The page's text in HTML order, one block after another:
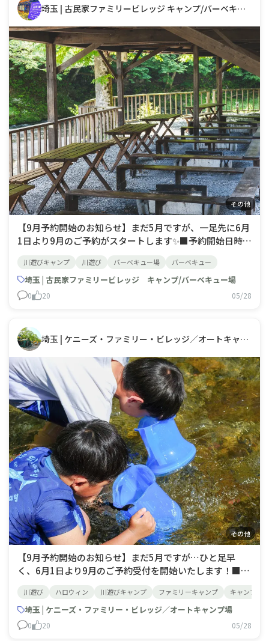
埼玉 | 古民家ファミリービレッジ キャンプ/バーベキュー場
その他
【9月予約開始のお知らせ】まだ5月ですが、一足先に6月
1日より9月のご予約がスタートします✨■予約開始日時・
8:45～ 今年の9月は最大5連休になる方も！ 📅9/21 敬老
の日📅9/22 国民の休日📅9/23 秋分
川遊びキャンプ 川遊び バーベキュー場 バーベキュー
埼玉 | 古民家ファミリービレッジ キャンプ/バーベキュー場
0 20 05/28
埼玉 | ケニーズ・ファミリー・ビレッジ／オートキャンプ場
その他
【9月予約開始のお知らせ】まだ5月ですが…ひと足早
く、6月1日より9月のご予約受付を開始いたします！■予
約：6/1(月) 8:45～今年の9月は19日～23日と最大5連休
になる方も✨人気日程はお早めのご予約がおすすめです！
さらに、9月6日(
川遊び ハロウィン 川遊びキャンプ ファミリーキャンプ キャンプ初
埼玉 | ケニーズ・ファミリー・ビレッジ／オートキャンプ場
0 20 05/28